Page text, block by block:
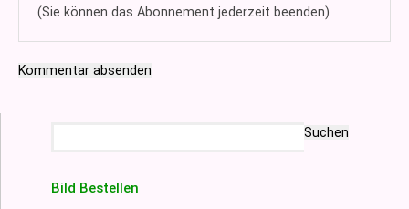
(Sie können das Abonnement jederzeit beenden)
Kommentar absenden
Suchen
Bild Bestellen